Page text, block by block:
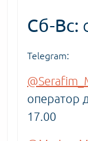
Сб-Вс:
Telegram:
оператор
17.00